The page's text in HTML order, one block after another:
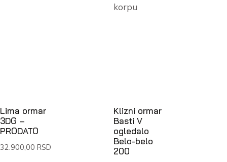
korpu
Lima ormar
3DG –
PRODATO
32.900,00 RSD
Klizni ormar
Basti V
ogledalo
Belo-belo
200